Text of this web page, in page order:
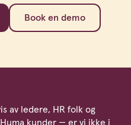
Book en demo
av ledere, HR folk og
kunder — er vi ikke i